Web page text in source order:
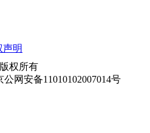
声明
权所有
公网安备11010102007014号